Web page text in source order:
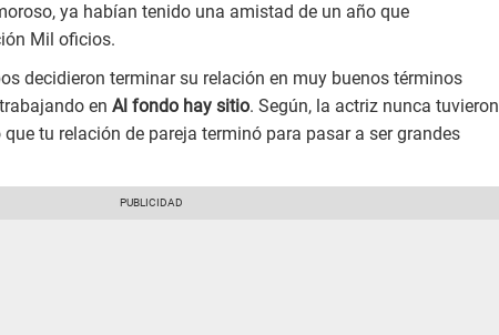
ya habían tenido una amistad de un año que
Mil oficios.
decidieron terminar su relación en muy buenos términos
en Al fondo hay sitio. Según, la actriz nunca tuvieron
tu relación de pareja terminó para pasar a ser grandes